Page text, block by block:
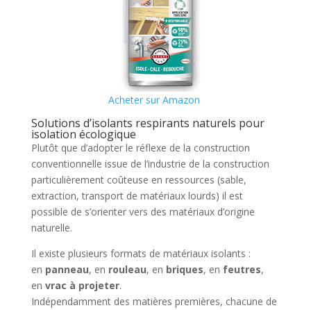
Acheter sur Amazon
Solutions d’isolants respirants naturels pour
isolation écologique
Plutôt que d’adopter le réflexe de la construction
conventionnelle issue de l’industrie de la construction
particulièrement coûteuse en ressources (sable,
extraction, transport de matériaux lourds) il est
possible de s’orienter vers des matériaux d’origine
naturelle.
Il existe plusieurs formats de matériaux isolants :
en panneau, en rouleau, en briques, en feutres,
en vrac à projeter.
Indépendamment des matières premières, chacune de